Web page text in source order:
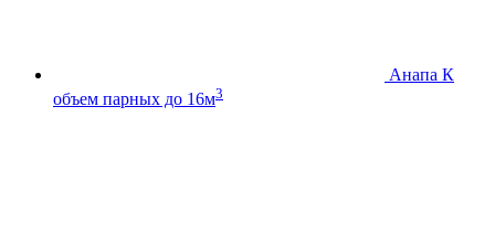
Анапа К
объем парных до 16м3